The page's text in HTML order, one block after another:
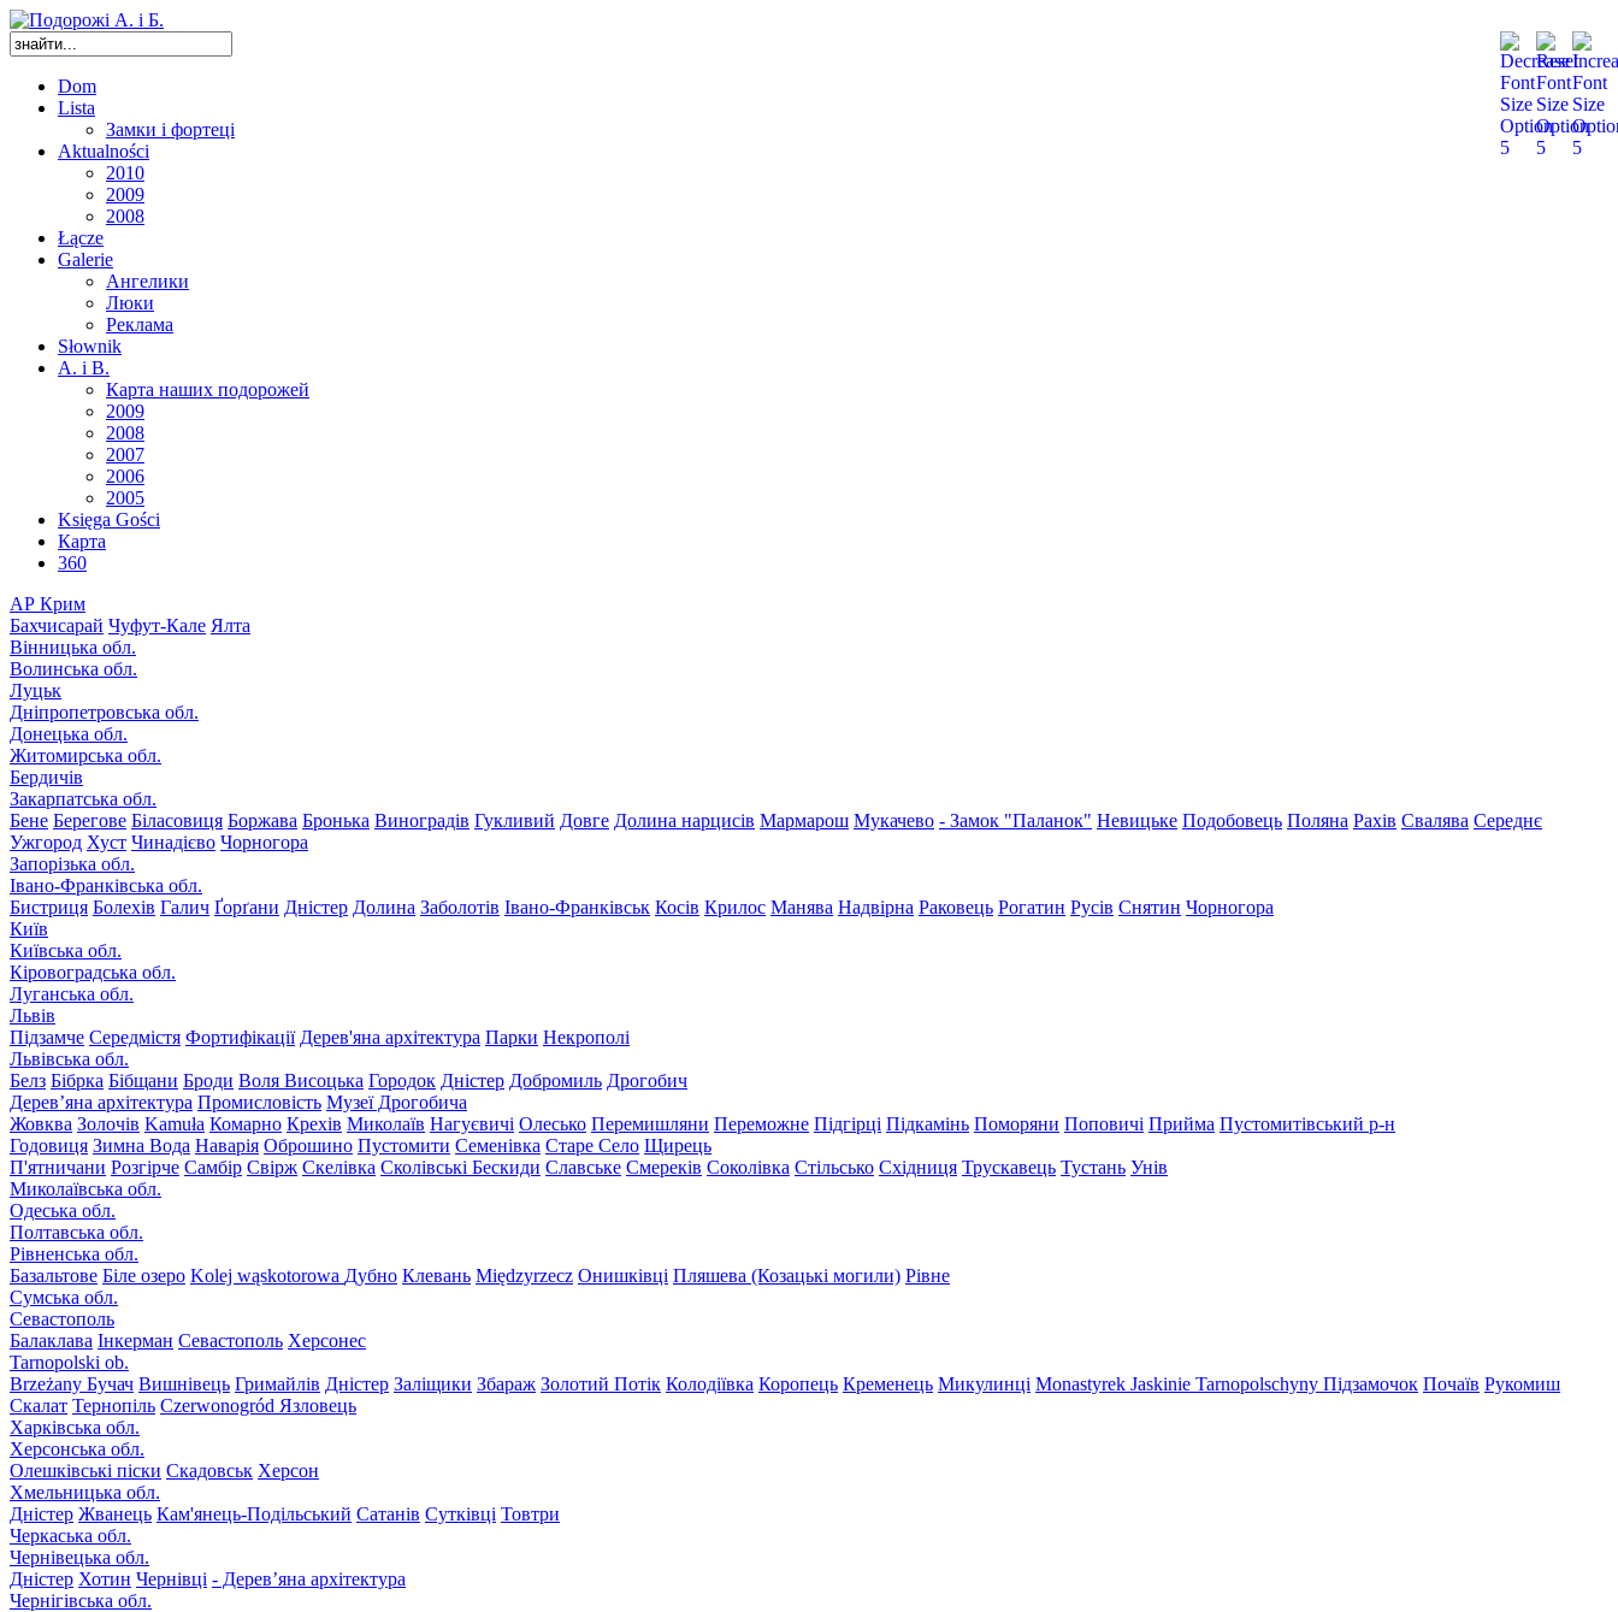
Dom
Lista
Замки і фортеці
Aktualności
2010
2009
2008
Łącze
Galerie
Ангелики
Люки
Реклама
Słownik
A. i B.
Карта наших подорожей
2009
2008
2007
2006
2005
Księga Gości
Карта
360
АР Крим
Бахчисарай Чуфут-Кале Ялта
Вінницька обл.
Волинська обл.
Луцьк
Дніпропетровська обл.
Донецька обл.
Житомирська обл.
Бердичів
Закарпатська обл.
Бене Берегове Біласовиця Боржава Бронька Виноградів Гукливий Довге Долина нарцисів Мармарош Мукачево - Замок "Паланок" Невицьке Подобовець Поляна Рахів Свалява Середнє
Ужгород Хуст Чинадієво Чорногора
Запорізька обл.
Івано-Франківська обл.
Бистриця Болехів Галич Ґорґани Дністер Долина Заболотів Івано-Франківськ Косів Крилос Манява Надвірна Раковець Рогатин Русів Снятин Чорногора
Київ
Київська обл.
Кіровоградська обл.
Луганська обл.
Львів
Підзамче Середмістя Фортифікації Дерев'яна архітектура Парки Некрополі
Львівська обл.
Белз Бібрка Бібщани Броди Воля Висоцька Городок Дністер Добромиль Дрогобич
Дерев’яна архітектура Промисловість Музеї Дрогобича
Жовква Золочів Kamuła Комарно Крехів Миколаїв Нагуєвичі Олесько Перемишляни Переможне Підгірці Підкамінь Поморяни Поповичі Прийма Пустомитівський р-н
Годовиця Зимна Вода Наварія Оброшино Пустомити Семенівка Старе Село Щирець
П'ятничани Розгірче Самбір Свірж Скелівка Сколівські Бескиди Славське Смереків Соколівка Стільсько Східниця Трускавець Тустань Унів
Миколаївська обл.
Одеська обл.
Полтавська обл.
Рівненська обл.
Базальтове Біле озеро Kolej wąskotorowa Дубно Клевань Międzyrzecz Онишківці Пляшева (Козацькі могили) Рівне
Сумська обл.
Севастополь
Балаклава Інкерман Севастополь Херсонес
Tarnopolski ob.
Brzeżany Бучач Вишнівець Гримайлів Дністер Заліщики Збараж Золотий Потік Колодіївка Коропець Кременець Микулинці Monastyrek Jaskinie Tarnopolschyny Підзамочок Почаїв Рукомиш
Скалат Тернопіль Czerwonogród Язловець
Харківська обл.
Херсонська обл.
Олешківські піски Скадовськ Херсон
Хмельницька обл.
Дністер Жванець Кам'янець-Подільський Сатанів Сутківці Товтри
Черкаська обл.
Чернівецька обл.
Дністер Хотин Чернівці - Дерев’яна архітектура
Чернігівська обл.